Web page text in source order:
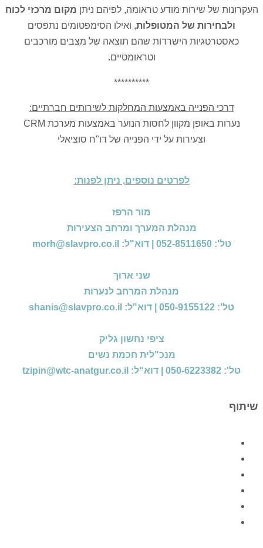
העקרונות של שירות מודע טראומה, לפיהם ניתן מקום מרכזי לכוח
ולבחירות של המטופלות, ואילו הסימפטומים נתפסים
כאסטרטגיות הישרדות שהם תוצאה של מצבים מורכבים
וטראומטיים.
**********
דרכי הפנייה באמצעות המחלקות לשירותים חברתיים:
נערות באופן מקוון לחסות הנוער באמצעות מערכת CRM
וצעירות על ידי הפנייה של דו"ח סוציאלי
לפרטים נוספים, ניתן לפנות:
מור הרפז
מנהלת המערך ומרחב הצעירות
טל': 052-8511650 | דוא"ל: morh@slavpro.co.il
שני ארוך
מנהלת המרחב לנערות
טל': 050-9155122 | דוא"ל: shanis@slavpro.co.il
ציפי נחשון גליק
מנכ"לית חכמת נשים
טל': 050-6223382 | דוא"ל: tzipin@wtc-anatgur.co.il
שיתוף